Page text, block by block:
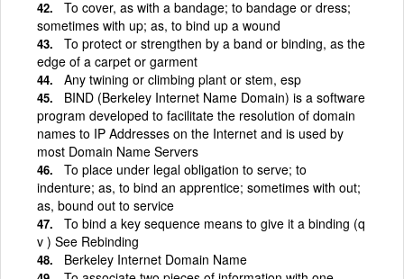
To cover, as with a bandage; to bandage or dress;
sometimes with up; as, to bind up a wound
To protect or strengthen by a band or binding, as the
edge of a carpet or garment
Any twining or climbing plant or stem, esp
BIND (Berkeley Internet Name Domain) is a software
program developed to facilitate the resolution of domain
names to IP Addresses on the Internet and is used by
most Domain Name Servers
To place under legal obligation to serve; to
indenture; as, to bind an apprentice; sometimes with out;
as, bound out to service
To bind a key sequence means to give it a binding (q
v ) See Rebinding
Berkeley Internet Domain Name